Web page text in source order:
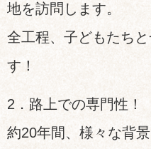
地を訪問します。
全工程、子どもたち
す！
2．路上での専門性！
約20年間、様々な背